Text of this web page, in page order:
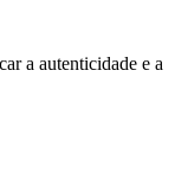
a autenticidade e a